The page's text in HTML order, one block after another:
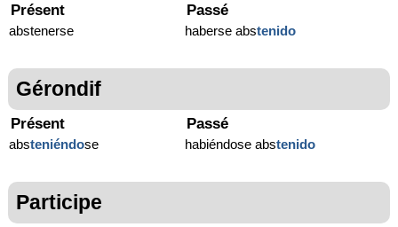
Présent
abstenerse
Passé
haberse abstenido
Gérondif
Présent
absteniéndose
Passé
habiéndose abstenido
Participe